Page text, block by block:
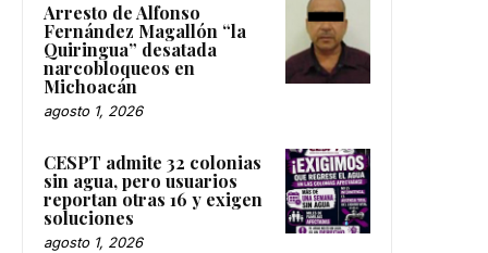
Arresto de Alfonso
Fernández Magallón “la
Quiringua” desatada
narcobloqueos en
Michoacán
agosto 1, 2026
CESPT admite 32 colonias
sin agua, pero usuarios
reportan otras 16 y exigen
soluciones
agosto 1, 2026